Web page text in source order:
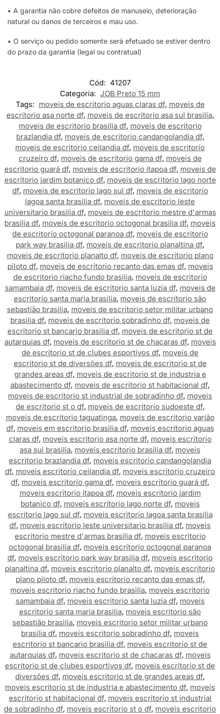
• A garantia não cobre defeitos de manuseio, deterioração
natural ou danos de terceiros e mau uso.
• O serviço ou pedido somente será efetuado se estiver dentro
do prazo da garantia (legal ou contratual)
Cód: 41207
Categoria: JOB Preto 15 mm
Tags: moveis de escritorio aguas claras df, moveis de
escritorio asa norte df, moveis de escritorio asa sul brasilia,
moveis de escritorio brasilia df, moveis de escritorio
brazlandia df, moveis de escritorio candangolandia df,
moveis de escritorio ceilandia df, moveis de escritorio
cruzeiro df, moveis de escritorio gama df, moveis de
escritorio guará df, moveis de escritorio itapoa df, moveis de
escritorio jardim botanico df, moveis de escritorio lago norte
df, moveis de escritorio lago sul df, moveis de escritorio
lagoa santa brasilia df, moveis de escritorio leste
universitario brasilia df, moveis de escritorio mestre d'armas
brasilia df, moveis de escritorio octogonal brasilia df, moveis
de escritorio octogonal paranoa df, moveis de escritorio
park way brasilia df, moveis de escritorio planaltina df,
moveis de escritorio planalto df, moveis de escritorio plano
piloto df, moveis de escritorio recanto das emas df, moveis
de escritorio riacho fundo brasilia, moveis de escritorio
samambaia df, moveis de escritorio santa luzia df, moveis de
escritorio santa maria brasilia, moveis de escritorio são
sebastião brasilia, moveis de escritorio setor militar urbano
brasilia df, moveis de escritorio sobradinho df, moveis de
escritorio st bancario brasilia df, moveis de escritorio st de
autarquias df, moveis de escritorio st de chacaras df, moveis
de escritorio st de clubes esportivos df, moveis de
escritorio st de diversões df, moveis de escritorio st de
grandes areas df, moveis de escritorio st de industria e
abastecimento df, moveis de escritorio st habitacional df,
moveis de escritorio st industrial de sobradinho df, moveis
de escritorio st o df, moveis de escritorio sudoeste df,
moveis de escritorio taguatinga, moveis de escritorio varjão
df, moveis em escritorio brasilia df, moveis escritorio aguas
claras df, moveis escritorio asa norte df, moveis escritorio
asa sul brasilia, moveis escritorio brasilia df, moveis
escritorio brazlandia df, moveis escritorio candangolandia
df, moveis escritorio ceilandia df, moveis escritorio cruzeiro
df, moveis escritorio gama df, moveis escritorio guará df,
moveis escritorio itapoa df, moveis escritorio jardim
botanico df, moveis escritorio lago norte df, moveis
escritorio lago sul df, moveis escritorio lagoa santa brasilia
df, moveis escritorio leste universitario brasilia df, moveis
escritorio mestre d'armas brasilia df, moveis escritorio
octogonal brasilia df, moveis escritorio octogonal paranoa
df, moveis escritorio park way brasilia df, moveis escritorio
planaltina df, moveis escritorio planalto df, moveis escritorio
plano piloto df, moveis escritorio recanto das emas df,
moveis escritorio riacho fundo brasilia, moveis escritorio
samambaia df, moveis escritorio santa luzia df, moveis
escritorio santa maria brasilia, moveis escritorio são
sebastião brasilia, moveis escritorio setor militar urbano
brasilia df, moveis escritorio sobradinho df, moveis
escritorio st bancario brasilia df, moveis escritorio st de
autarquias df, moveis escritorio st de chacaras df, moveis
escritorio st de clubes esportivos df, moveis escritorio st de
diversões df, moveis escritorio st de grandes areas df,
moveis escritorio st de industria e abastecimento df, moveis
escritorio st habitacional df, moveis escritorio st industrial
de sobradinho df, moveis escritorio st o df, moveis escritorio